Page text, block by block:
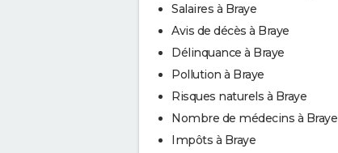
Salaires à Braye
Avis de décès à Braye
Délinquance à Braye
Pollution à Braye
Risques naturels à Braye
Nombre de médecins à Braye
Impôts à Braye